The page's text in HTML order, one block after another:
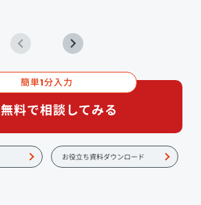
簡単1分入力
無料で相談してみる
お役立ち資料ダウンロード